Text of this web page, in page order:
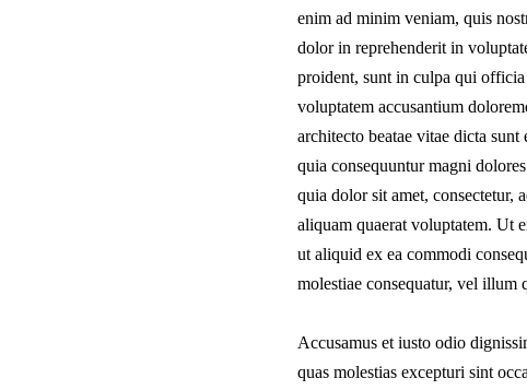
enim ad minim veniam, quis
dolor in reprehenderit in
proident, sunt in culpa qui
voluptatem accusantium
architecto beatae vitae dicta
quia consequuntur magni
quia dolor sit amet, consectetur,
aliquam quaerat voluptatem. Ut
ut aliquid ex ea commodi
molestiae consequatur, vel
Accusamus et iusto odio
quas molestias excepturi sint